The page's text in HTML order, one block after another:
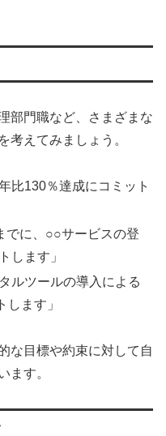
部門職など、さまざまな
考えてみましょう。
比130％達成にコミット
でに、○○サービスの登
します」
ルツールの導入による
ます」
な目標や約束に対して自
ます。